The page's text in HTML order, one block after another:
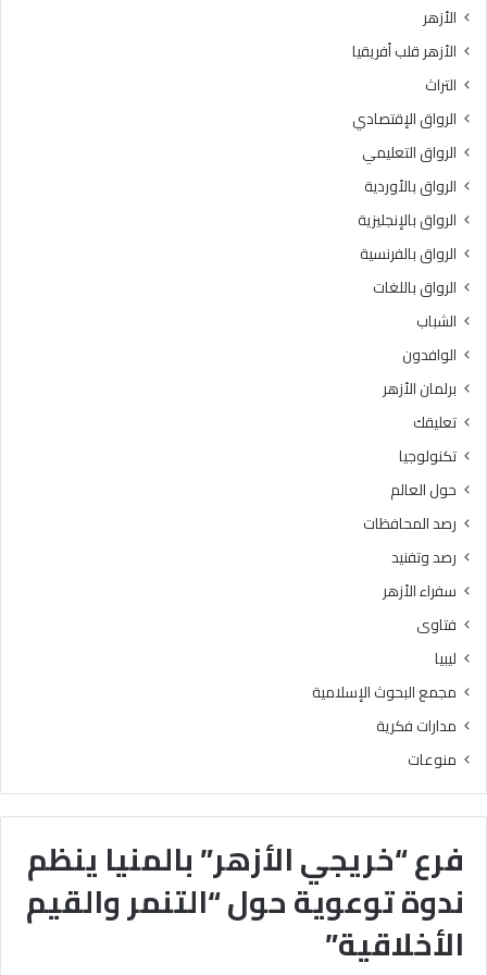
فرع “خريجي الأزهر” بالمنيا ينظم
ندوة توعوية حول “التنمر والقيم
الأخلاقية”
الأزهر
الأزهر قلب أفريقيا
التراث
الرواق الإقتصادي
الرواق التعليمي
الرواق بالأوردية
الرواق بالإنجليزية
الرواق بالفرنسية
الرواق باللغات
الشباب
الوافدون
برلمان الأزهر
تعليقك
تكنولوجيا
حول العالم
رصد المحافظات
رصد وتفنيد
سفراء الأزهر
فتاوى
ليبيا
مجمع البحوث الإسلامية
مدارات فكرية
منوعات